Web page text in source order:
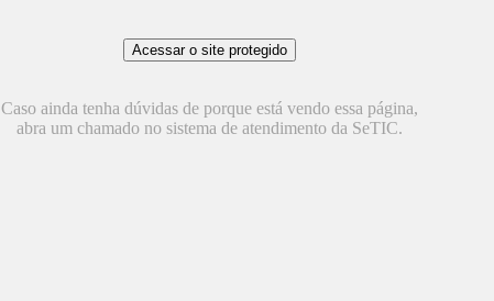
Caso ainda tenha dúvidas de porque está vendo essa página,
abra um chamado no sistema de atendimento da SeTIC.